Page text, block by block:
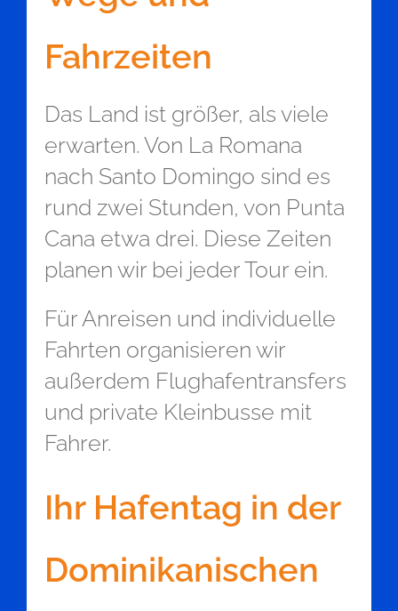
Fahrzeiten
Das Land ist größer, als viele
erwarten. Von La Romana
nach Santo Domingo sind es
rund zwei Stunden, von Punta
Cana etwa drei. Diese Zeiten
planen wir bei jeder Tour ein.
Für Anreisen und individuelle
Fahrten organisieren wir
außerdem Flughafentransfers
und private Kleinbusse mit
Fahrer.
Ihr Hafentag in der
Dominikanischen